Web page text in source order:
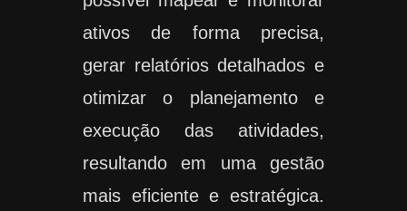
ativos de forma precisa,
gerar relatórios detalhados e
otimizar o planejamento e
execução das atividades,
resultando em uma gestão
mais eficiente e estratégica.